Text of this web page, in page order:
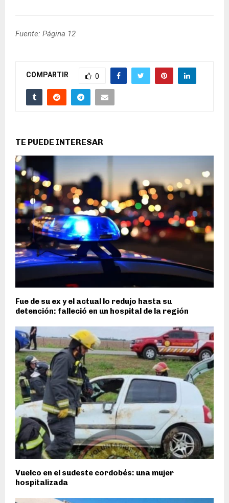
Fuente: Página 12
COMPARTIR 0
TE PUEDE INTERESAR
Fue de su ex y el actual lo redujo hasta su
detención: falleció en un hospital de la región
Vuelco en el sudeste cordobés: una mujer
hospitalizada